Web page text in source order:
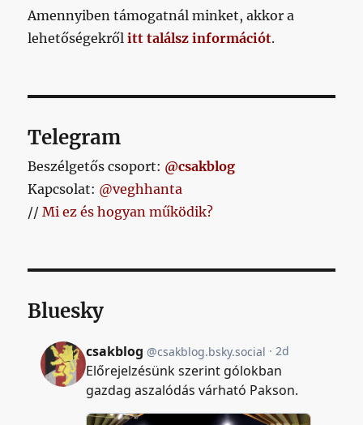
Amennyiben támogatnál minket, akkor a
lehetőségekrőlitt találsz információt.
Telegram
Beszélgetős csoport: @csakblog
Kapcsolat: @veghhanta
//Mi ez és hogyan működik?
Bluesky